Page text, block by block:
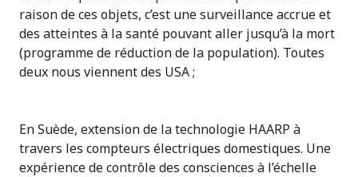
raison de ces objets, c’est une surveillance accrue et
des atteintes à la santé pouvant aller jusqu’à la mort
(programme de réduction de la population). Toutes
deux nous viennent des USA ;
En Suède, extension de la technologie HAARP à
travers les compteurs électriques domestiques. Une
expérience de contrôle des consciences à l’échelle